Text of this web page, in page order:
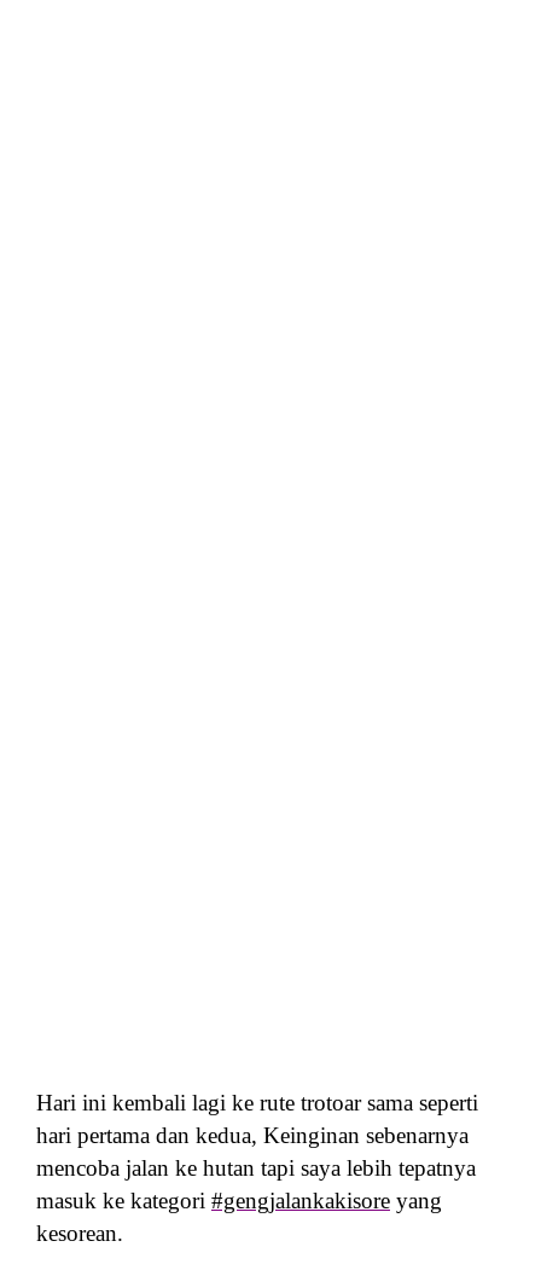
Hari ini kembali lagi ke rute trotoar sama seperti
hari pertama dan kedua, Keinginan sebenarnya
mencoba jalan ke hutan tapi saya lebih tepatnya
masuk ke kategori #gengjalankakisore yang
kesorean.